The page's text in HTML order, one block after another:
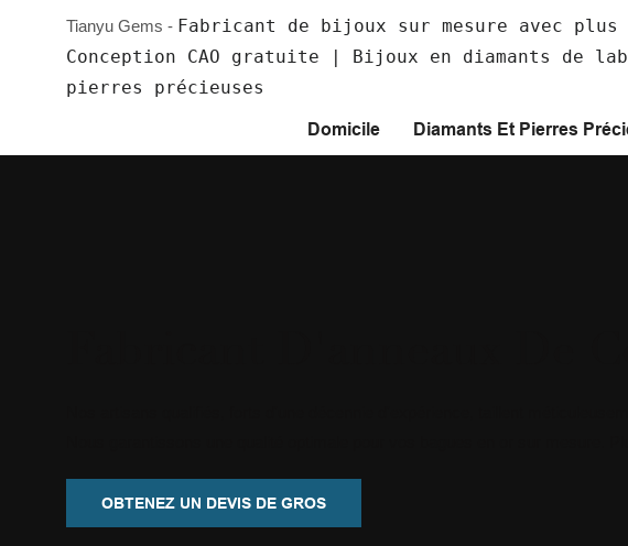
Tianyu Gems - Fabricant de bijoux sur mesure avec
Conception CAO gratuite | Bijoux en diamants de
pierres précieuses
Domicile Diamants Et Pierres
OBTENEZ UN DEVIS DE GROS